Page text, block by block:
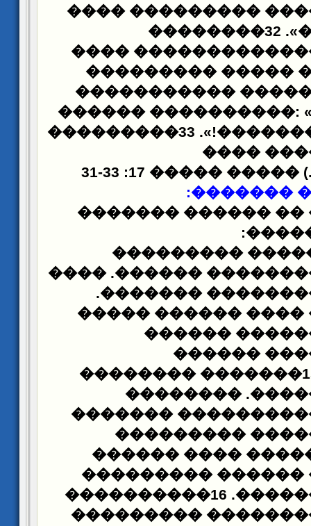
��������� ����
�����������». 32��������
��������
����
�����������
���������������
:
���������� ������
���� ����� �������!». 33���������
������
����������.)
�������
:
����� ����� ��
��
:
�������������
�������� ���������
�������.
����� ����� ����
�������
������
���������. 15������� ��������
��������
����������
������
���������. �����
������� ���
�������� �������. 16����������
�����
���������